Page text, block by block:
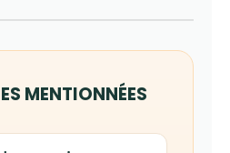
MENTIONNÉES